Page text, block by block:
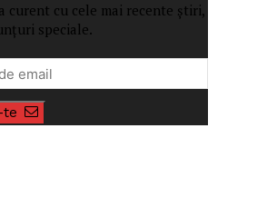
curent cu cele mai recente știri,
speciale.
te